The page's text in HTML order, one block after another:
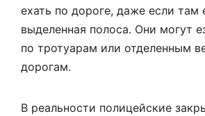
ехать по дороге, даже если там
выделенная полоса. Они могут
по тротуарам или отделенным
дорогам.
В реальности полицейские